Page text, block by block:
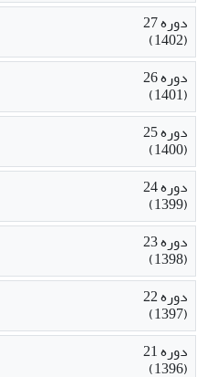
دوره 27
(1402)
دوره 26
(1401)
دوره 25
(1400)
دوره 24
(1399)
دوره 23
(1398)
دوره 22
(1397)
دوره 21
(1396)